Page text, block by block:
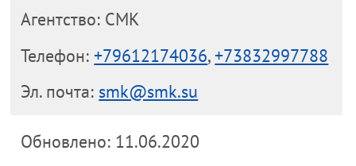
Агентство: СМК
Телефон:+79612174036,+73832997788
Эл. почта: smk@smk.su
Обновлено: 11.06.2020